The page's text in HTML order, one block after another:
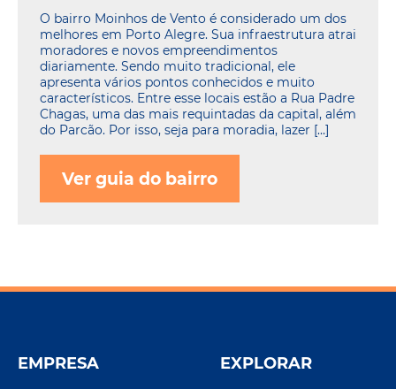
O bairro Moinhos de Vento é considerado um dos
melhores em Porto Alegre. Sua infraestrutura atrai
moradores e novos empreendimentos
diariamente. Sendo muito tradicional, ele
apresenta vários pontos conhecidos e muito
característicos. Entre esse locais estão a Rua Padre
Chagas, uma das mais requintadas da capital, além
do Parcão. Por isso, seja para moradia, lazer […]
Ver guia do bairro
EMPRESA EXPLORAR